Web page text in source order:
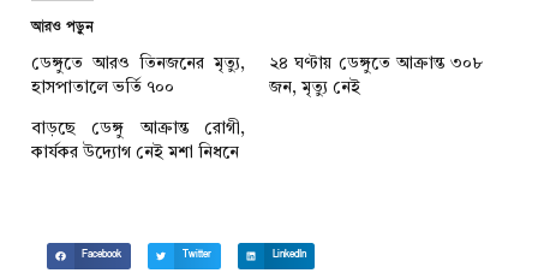
আরও পড়ুন
ডেঙ্গুতে আরও তিনজনের মৃত্যু,
হাসপাতালে ভর্তি ৭০০
২৪ ঘণ্টায় ডেঙ্গুতে আক্রান্ত ৩০৮
জন, মৃত্যু নেই
বাড়ছে ডেঙ্গু আক্রান্ত রোগী,
কার্যকর উদ্যোগ নেই মশা নিধনে
Facebook Twitter LinkedIn